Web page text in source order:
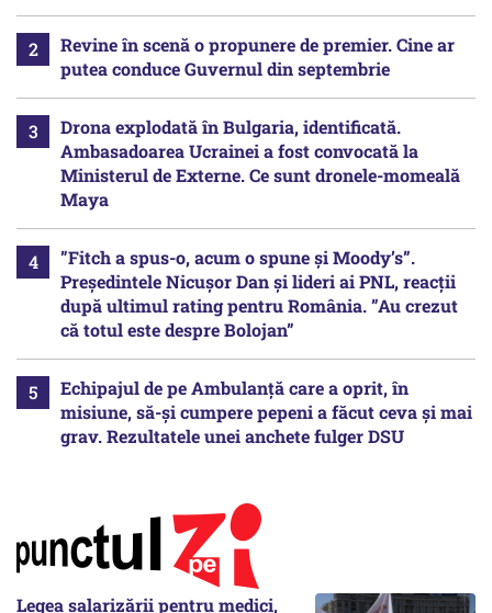
Revine în scenă o propunere de premier. Cine ar
putea conduce Guvernul din septembrie
Drona explodată în Bulgaria, identificată.
Ambasadoarea Ucrainei a fost convocată la
Ministerul de Externe. Ce sunt dronele-momeală
Maya
”Fitch a spus-o, acum o spune și Moody’s”.
Președintele Nicușor Dan și lideri ai PNL, reacții
după ultimul rating pentru România. ”Au crezut
că totul este despre Bolojan”
Echipajul de pe Ambulanță care a oprit, în
misiune, să-și cumpere pepeni a făcut ceva și mai
grav. Rezultatele unei anchete fulger DSU
Legea salarizării pentru medici,